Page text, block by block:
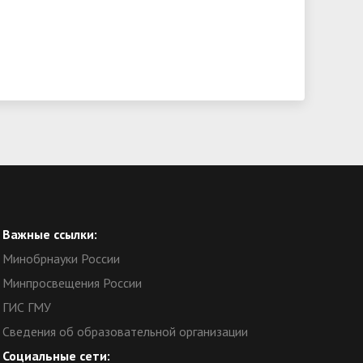
Важные ссылки:
Минобрнауки России
Минпросвещения России
ГИС ГМУ
Сведения об образовательной организации
Социальные сети: